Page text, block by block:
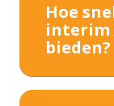
Hoe
interim
bieden?